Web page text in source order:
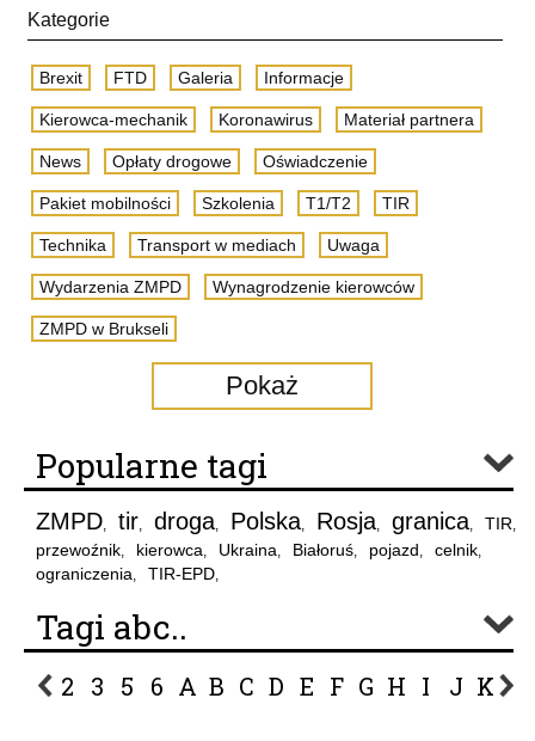
Kategorie
Brexit FTD Galeria Informacje
Kierowca-mechanik Koronawirus Materiał partnera
News Opłaty drogowe Oświadczenie
Pakiet mobilności Szkolenia T1/T2 TIR
Technika Transport w mediach Uwaga
Wydarzenia ZMPD Wynagrodzenie kierowców
ZMPD w Brukseli
Pokaż
Popularne tagi
ZMPD, tir, droga, Polska, Rosja, granica, TIR,
przewoźnik, kierowca, Ukraina, Białoruś, pojazd, celnik,
ograniczenia, TIR-EPD,
Tagi abc..
2 3 5 6 A B C D E F G H I J K L